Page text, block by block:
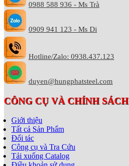
0988 588 936 - Ms Trà
0909 941 123 - Ms Di
Hotline/Zalo: 0938.437.123
duyen@hungphatsteel.com
CÔNG CỤ VÀ CHÍNH SÁCH
Giới thiệu
Tất cả Sản Phẩm
Đối tác
Công cụ và Tra Cứu
Tải xuống Catalog